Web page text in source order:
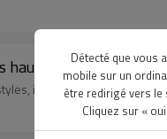
extensible creux
il existe des réductions
Détecté que vous
mobile sur un
être redirigé vers le
Cliquez sur «